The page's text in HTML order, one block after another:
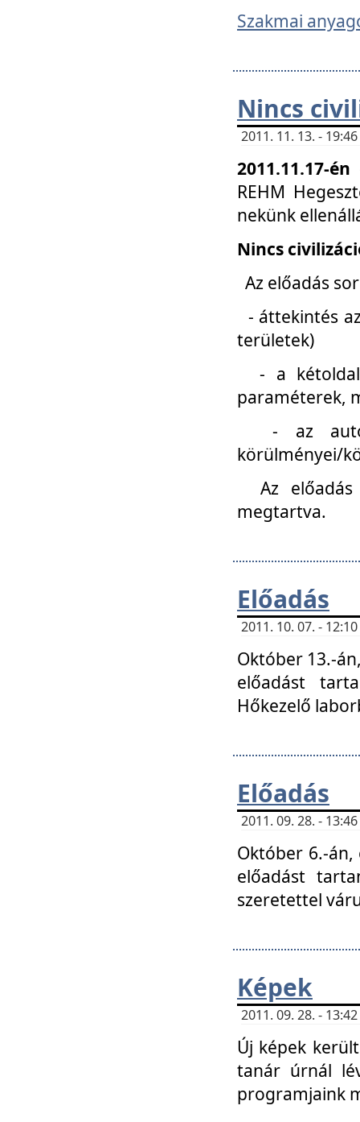
Szakmai
Nincs
2011. 11. 13. -
2011.11.17-
REHM
nekünk
Nincs
Az előadás
- áttekintés
területek)
- a kétoldali
paraméterek,
- az
körülményei/
Az
megtartva.
Előadás
2011. 10. 07. -
Október 13.-
előadást
Hőkezelő
Előadás
2011. 09. 28. -
Október 6.-
előadást
szeretettel
Képek
2011. 09. 28. -
Új képek
tanár úrnál
programjaink